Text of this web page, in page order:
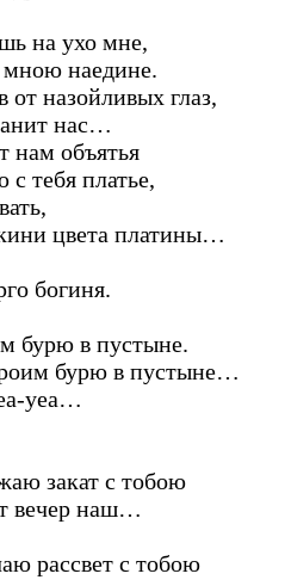
на ухо мне,
мною наедине.
назойливых глаз,
нас…
нам объятья
тебя платье,
цвета платины…
богиня.
бурю в пустыне.
бурю в пустыне…
yea…
закат с тобою
вечер наш…
рассвет с тобою